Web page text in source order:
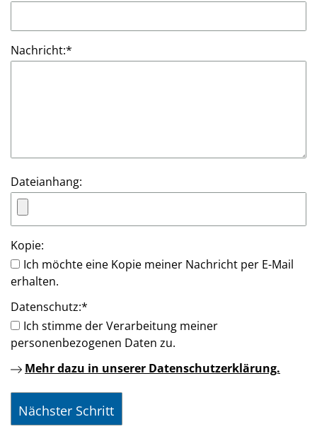
Nachricht:*
Dateianhang:
Kopie:
Ich möchte eine Kopie meiner Nachricht per E-Mail
erhalten.
Datenschutz:*
Ich stimme der Verarbeitung meiner
personenbezogenen Daten zu.
Mehr dazu in unserer Datenschutzerklärung.